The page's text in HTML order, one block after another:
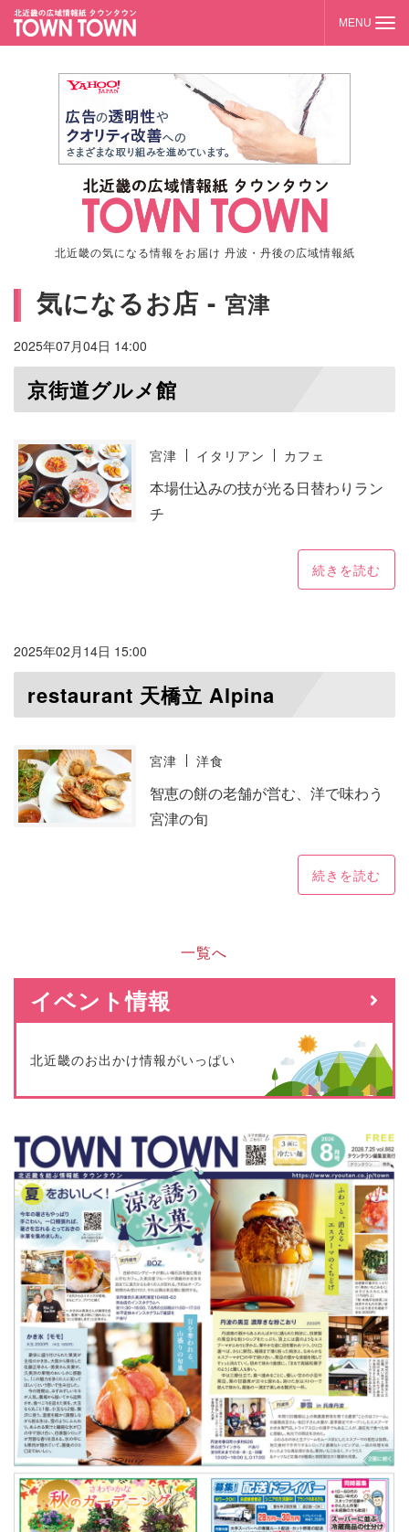
北近畿の気になる情報をお届け 丹波・丹後の広域情報紙
気になるお店 - 宮津
2025年07月04日 14:00
京街道グルメ館
宮津 イタリアン カフェ
本場仕込みの技が光る日替わりラン
チ
続きを読む
2025年02月14日 15:00
restaurant 天橋立 Alpina
宮津 洋食
智恵の餅の老舗が営む、洋で味わう
宮津の旬
続きを読む
一覧へ
イベント情報
北近畿のお出かけ情報がいっぱい